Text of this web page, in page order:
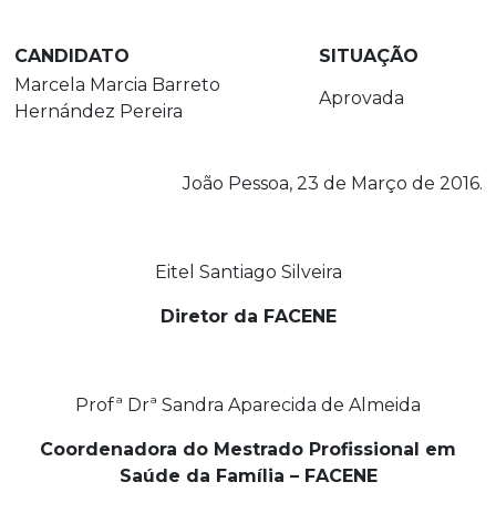
CANDIDATO
SITUAÇÃO
Marcela Marcia Barreto
Hernández Pereira
Aprovada
João Pessoa, 23 de Março de 2016.
Eitel Santiago Silveira
Diretor da FACENE
Profª Drª Sandra Aparecida de Almeida
Coordenadora do Mestrado Profissional em
Saúde da Família – FACENE